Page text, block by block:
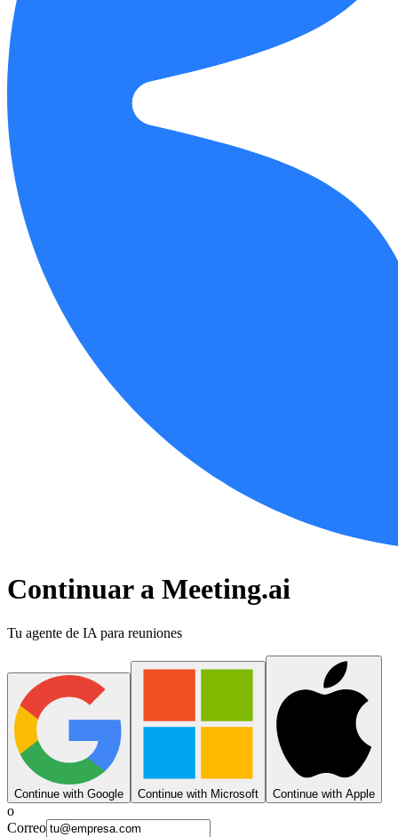
Continuar a Meeting.ai
Tu agente de IA para reuniones
Continue with Google Continue with Microsoft Continue with Apple
o
Correo